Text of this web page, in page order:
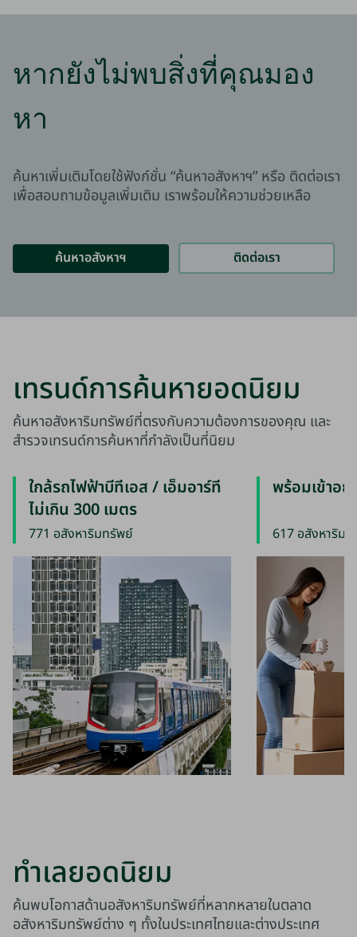
หากยังไม่พบสิ่งที่คุณมอง
หา
ค้นหาเพิ่มเติมโดยใช้ฟังก์ชั่น “ค้นหาอสังหาฯ” หรือ ติดต่อเรา
เพื่อสอบถามข้อมูลเพิ่มเติม เราพร้อมให้ความช่วยเหลือ
ค้นหาอสังหาฯ ติดต่อเรา
เทรนด์การค้นหายอดนิยม
ค้นหาอสังหาริมทรัพย์ที่ตรงกับความต้องการของคุณ และ
สำรวจเทรนด์การค้นหาที่กำลังเป็นที่นิยม
ใกล้รถไฟฟ้าบีทีเอส / เอ็มอาร์ที
ไม่เกิน 300 เมตร
771 อสังหาริมทรัพย์
พร้อมเข้าอยู่
617 อสังหาริม
ทำเลยอดนิยม
ค้นพบโอกาสด้านอสังหาริมทรัพย์ที่หลากหลายในตลาด
อสังหาริมทรัพย์ต่าง ๆ ทั้งในประเทศไทยและต่างประเทศ